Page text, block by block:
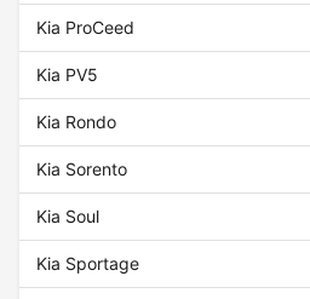
Kia ProCeed
Kia PV5
Kia Rondo
Kia Sorento
Kia Soul
Kia Sportage